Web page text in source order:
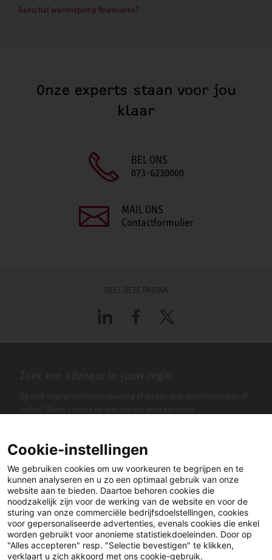
Aanschaf warmtepomp financieren?
Onze experts staan voor jou
klaar
BEL ONS
073-6230000
MAIL ONS
Contactformulier
DEEL DEZE PAGINA
LinkedIn FacebookX
LinkedIn Facebook X
YouTube Instagram
Cookie-instellingen
We gebruiken cookies om uw voorkeuren te begrijpen en te
kunnen analyseren en u zo een optimaal gebruik van onze
website aan te bieden. Daartoe behoren cookies die
noodzakelijk zijn voor de werking van de website en voor de
sturing van onze commerciële bedrijfsdoelstellingen, cookies
voor gepersonaliseerde advertenties, evenals cookies die enkel
worden gebruikt voor anonieme statistiekdoeleinden. Door op
"Alles accepteren" resp. "Selectie bevestigen" te klikken,
verklaart u zich akkoord met ons cookie-gebruik.